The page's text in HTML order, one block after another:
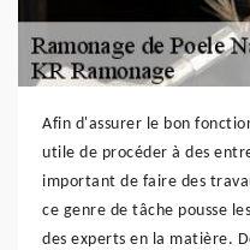
Afin d'assurer le bon
utile de procéder à des
important de faire des
ce genre de tâche pousse
des experts en la matière.